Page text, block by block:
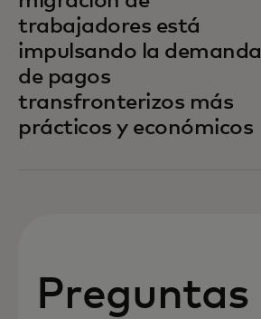
trabajadores está
impulsando la demanda
de pagos
transfronterizos más
prácticos y económicos
Preguntas